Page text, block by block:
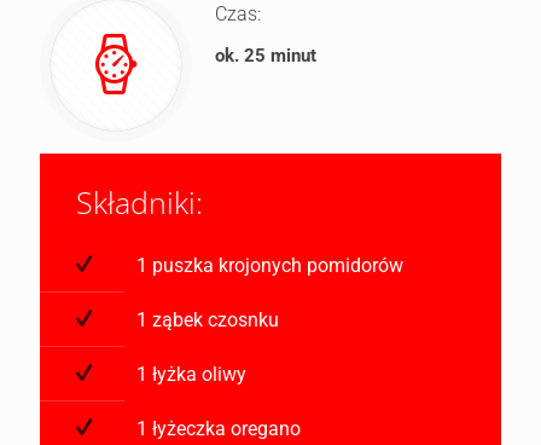
Czas:
ok. 25 minut
Składniki:
1 puszka krojonych pomidorów
1 ząbek czosnku
1 łyżka oliwy
1 łyżeczka oregano